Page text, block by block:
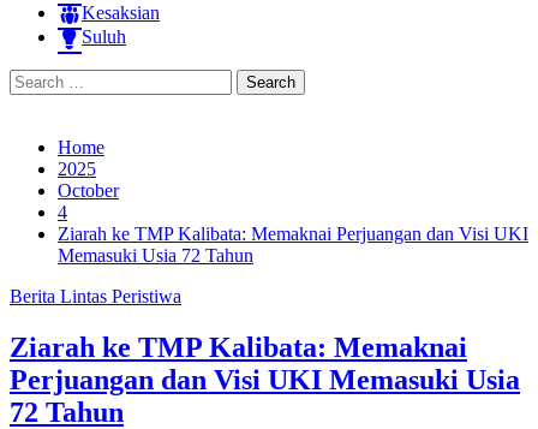
Kesaksian
Suluh
Search
for:
Home
2025
October
4
Ziarah ke TMP Kalibata: Memaknai Perjuangan dan Visi UKI
Memasuki Usia 72 Tahun
Berita Lintas Peristiwa
Ziarah ke TMP Kalibata: Memaknai
Perjuangan dan Visi UKI Memasuki Usia
72 Tahun